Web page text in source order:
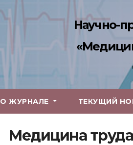
Научно-
О ЖУРНАЛЕ ТЕКУЩИЙ
Медицина